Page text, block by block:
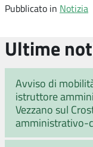
Pubblicato in Notizia
Ultime
Avviso di
istruttore
Vezzano sul
amministrativo-